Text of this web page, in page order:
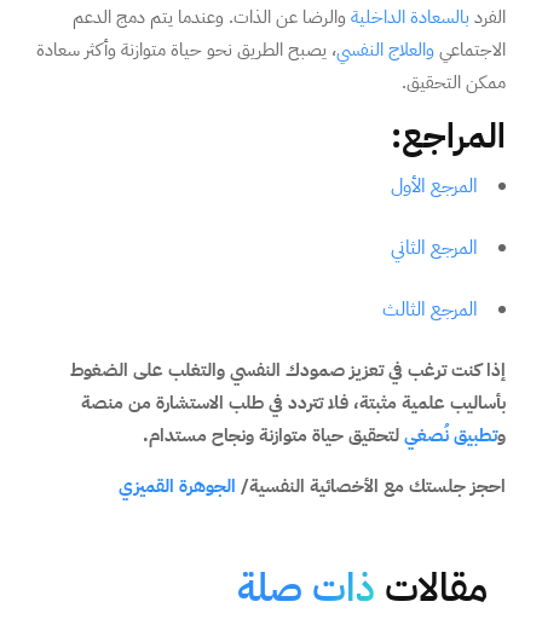
الفرد بالسعادة الداخلية والرضا عن الذات. وعندما يتم دمج الدعم
الاجتماعيوالعلاج النفسي، يصبح الطريق نحو حياة متوازنة وأكثر سعادة
ممكن التحقيق.
المراجع:
المرجع الأول
المرجع الثاني
المرجع الثالث
إذا كنت ترغب في تعزيز صمودك النفسي والتغلب على الضغوط
بأساليب علمية مثبتة، فلا تتردد في طلب الاستشارة من منصة
وتطبيق نُصغيلتحقيق حياة متوازنة ونجاح مستدام.
احجز جلستك مع الأخصائية النفسية/ الجوهرة القميزي
مقالات ذات صلة